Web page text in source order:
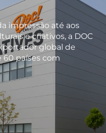
impressão até aos
e criativos, a DOC
global de
60 países com